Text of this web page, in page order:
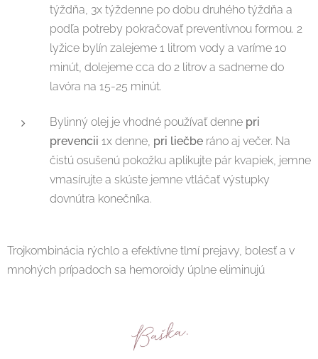
týždňa, 3x týždenne po dobu druhého týždňa a
podľa potreby pokračovať preventívnou formou. 2
lyžice bylín zalejeme 1 litrom vody a varíme 10
minút, dolejeme cca do 2 litrov a sadneme do
lavóra na 15-25 minút.
Bylinný olej je vhodné používať denne pri
prevencii 1x denne, pri liečbe ráno aj večer. Na
čistú osušenú pokožku aplikujte pár kvapiek, jemne
vmasírujte a skúste jemne vtláčať výstupky
dovnútra konečníka.
Trojkombinácia rýchlo a efektívne tlmí prejavy, bolesť a v
mnohých prípadoch sa hemoroidy úplne eliminujú